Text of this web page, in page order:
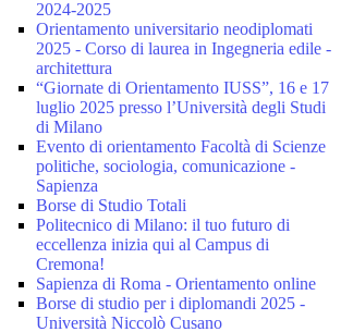
2024-2025
Orientamento universitario neodiplomati
2025 - Corso di laurea in Ingegneria edile -
architettura
“Giornate di Orientamento IUSS”, 16 e 17
luglio 2025 presso l’Università degli Studi
di Milano
Evento di orientamento Facoltà di Scienze
politiche, sociologia, comunicazione -
Sapienza
Borse di Studio Totali
Politecnico di Milano: il tuo futuro di
eccellenza inizia qui al Campus di
Cremona!
Sapienza di Roma - Orientamento online
Borse di studio per i diplomandi 2025 -
Università Niccolò Cusano